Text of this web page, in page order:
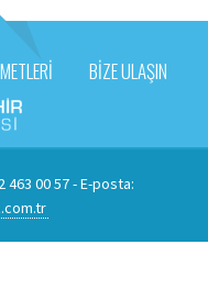
BİZE ULAŞIN
463 00 57 - E-posta: